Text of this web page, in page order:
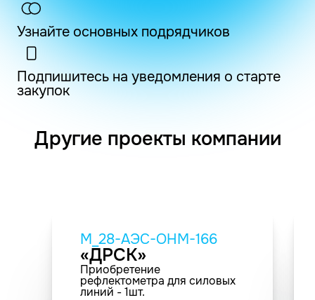
Узнайте основных подрядчиков
Подпишитесь на уведомления о старте
закупок
Другие проекты компании
M_28-АЭС-ОНМ-166
«ДРСК»
Приобретение
рефлектометра для силовых
линий - 1шт.